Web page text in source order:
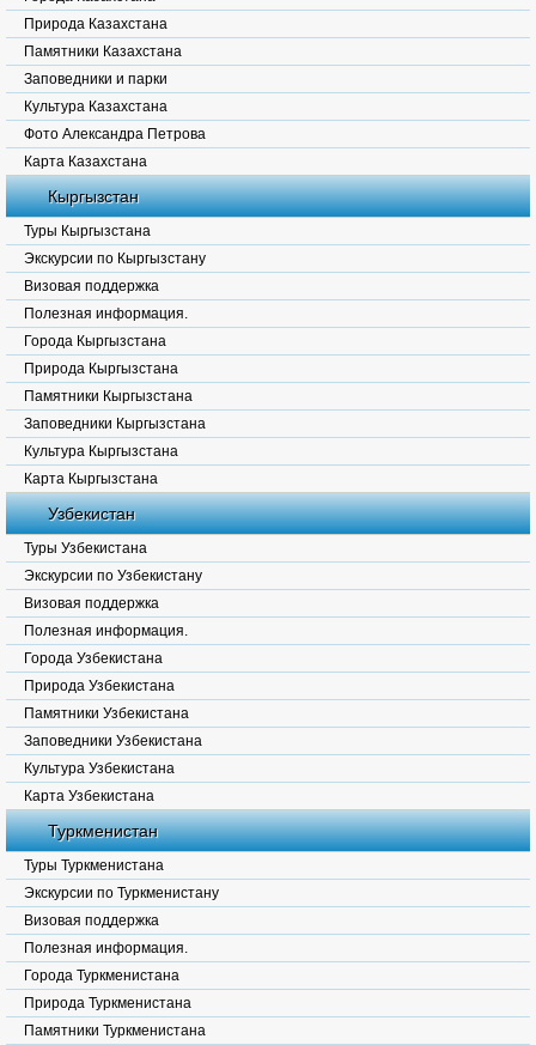
Природа Казахстана
Памятники Казахстана
Заповедники и парки
Культура Казахстана
Фото Александра Петрова
Карта Казахстана
Кыргызстан
Туры Кыргызстана
Экскурсии по Кыргызстану
Визовая поддержка
Полезная информация.
Города Кыргызстана
Природа Кыргызстана
Памятники Кыргызстана
Заповедники Кыргызстана
Культура Кыргызстана
Карта Кыргызстана
Узбекистан
Туры Узбекистана
Экскурсии по Узбекистану
Визовая поддержка
Полезная информация.
Города Узбекистана
Природа Узбекистана
Памятники Узбекистана
Заповедники Узбекистана
Культура Узбекистана
Карта Узбекистана
Туркменистан
Туры Туркменистана
Экскурсии по Туркменистану
Визовая поддержка
Полезная информация.
Города Туркменистана
Природа Туркменистана
Памятники Туркменистана